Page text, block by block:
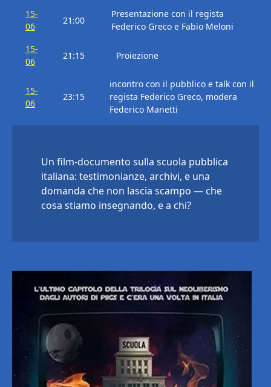
15-
06
21:00
Presentazione con il regista
Federico Greco e Fabio Meloni
15-
06
21:15 Proiezione
15-
06
23:15
incontro con il pubblico e talk con il
regista Federico Greco, modera
Federico Manetti
Un film-documento sulla scuola pubblica
italiana: testimonianze, archivi, e una
domanda che non lascia scampo — che
cosa stiamo insegnando, e a chi?